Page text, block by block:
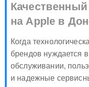
на Apple в
Когда
брендов нуждается
обслуживании,
и надежные